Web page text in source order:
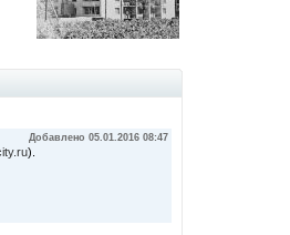
Добавлено 05.01.2016 08:47
).